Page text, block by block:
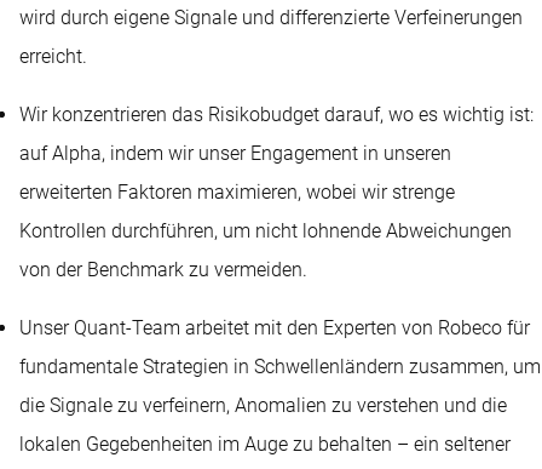
wird durch eigene Signale und differenzierte Verfeinerungen
erreicht.
Wir konzentrieren das Risikobudget darauf, wo es wichtig ist:
auf Alpha, indem wir unser Engagement in unseren
erweiterten Faktoren maximieren, wobei wir strenge
Kontrollen durchführen, um nicht lohnende Abweichungen
von der Benchmark zu vermeiden.
Unser Quant-Team arbeitet mit den Experten von Robeco für
fundamentale Strategien in Schwellenländern zusammen, um
die Signale zu verfeinern, Anomalien zu verstehen und die
lokalen Gegebenheiten im Auge zu behalten – ein seltener